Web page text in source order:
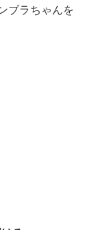
ブラちゃんを